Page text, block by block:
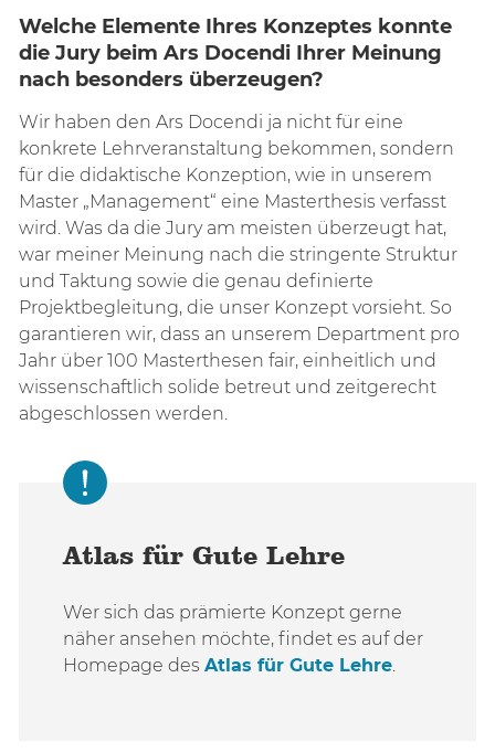
Welche Elemente Ihres Konzeptes konnte
die Jury beim Ars Docendi Ihrer Meinung
nach besonders überzeugen?
Wir haben den Ars Docendi ja nicht für eine
konkrete Lehrveranstaltung bekommen, sondern
für die didaktische Konzeption, wie in unserem
Master „Management“ eine Masterthesis verfasst
wird. Was da die Jury am meisten überzeugt hat,
war meiner Meinung nach die stringente Struktur
und Taktung sowie die genau definierte
Projektbegleitung, die unser Konzept vorsieht. So
garantieren wir, dass an unserem Department pro
Jahr über 100 Masterthesen fair, einheitlich und
wissenschaftlich solide betreut und zeitgerecht
abgeschlossen werden.
Atlas für Gute Lehre
Wer sich das prämierte Konzept gerne
näher ansehen möchte, findet es auf der
Homepage des Atlas für Gute Lehre.